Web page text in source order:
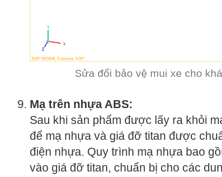
Sửa đổi bảo vệ mui xe cho
Mạ trên nhựa ABS:
Sau khi sản phẩm được lấy ra khỏi
để mạ nhựa và giá đỡ titan được
điện nhựa. Quy trình mạ nhựa bao
vào giá đỡ titan, chuẩn bị cho các